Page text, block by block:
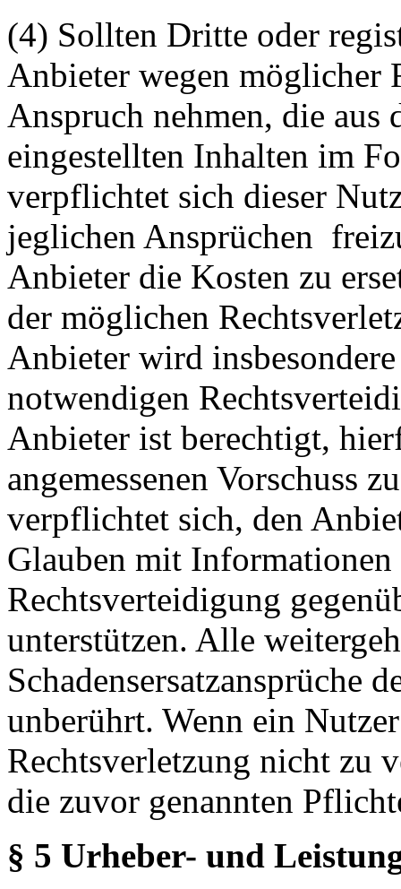
(4) Sollten Dritte oder
Anbieter wegen möglicher
Anspruch nehmen, die aus
eingestellten Inhalten im
verpflichtet sich dieser
jeglichen Ansprüchen
Anbieter die Kosten zu
der möglichen
Anbieter wird
notwendigen
Anbieter ist berechtigt,
angemessenen Vorschuss
verpflichtet sich, den
Glauben mit
Rechtsverteidigung
unterstützen. Alle
Schadensersatzansprüche
unberührt. Wenn ein
Rechtsverletzung nicht zu
die zuvor genannten
§ 5 Urheber- und